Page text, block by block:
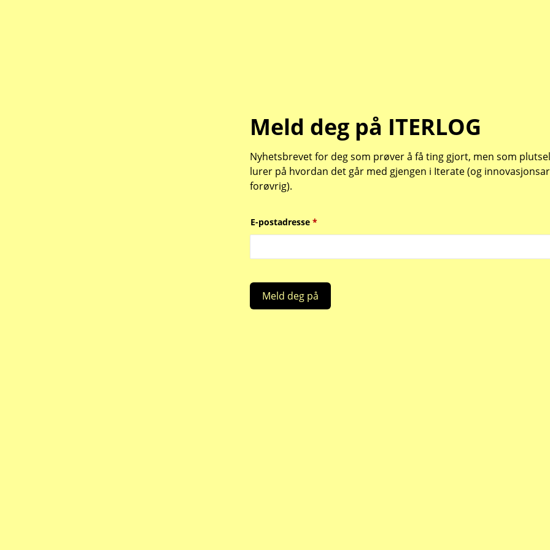
Meld deg på ITERLOG
Nyhetsbrevet for deg som prøver å få ting gjort, men som
lurer på hvordan det går med gjengen i Iterate (og
forøvrig).
E-postadresse *